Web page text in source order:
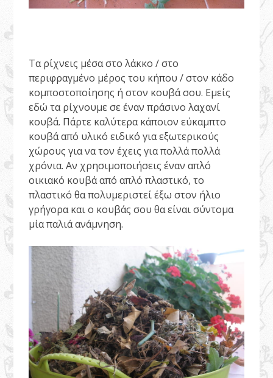
Τα ρίχνεις μέσα στο λάκκο / στο
περιφραγμένο μέρος του κήπου / στον κάδο
κομποστοποίησης ή στον κουβά σου. Εμείς
εδώ τα ρίχνουμε σε έναν πράσινο λαχανί
κουβά. Πάρτε καλύτερα κάποιον εύκαμπτο
κουβά από υλικό ειδικό για εξωτερικούς
χώρους για να τον έχεις για πολλά πολλά
χρόνια. Αν χρησιμοποιήσεις έναν απλό
οικιακό κουβά από απλό πλαστικό, το
πλαστικό θα πολυμεριστεί έξω στον ήλιο
γρήγορα και ο κουβάς σου θα είναι σύντομα
μία παλιά ανάμνηση.